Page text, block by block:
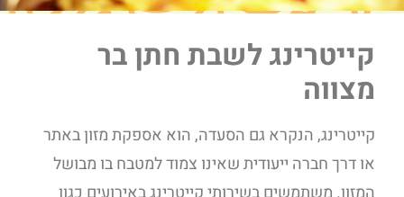
קייטרינג לשבת חתן בר
מצווה
קייטרינג, הנקרא גם הסעדה, הוא אספקת מזון באתר
או דרך חברה ייעודית שאינו צמוד למטבח בו מבושל